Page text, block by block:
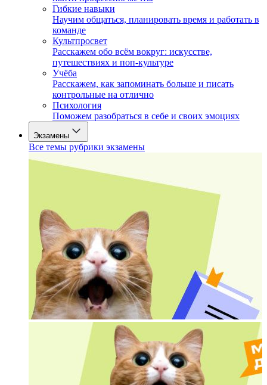
Гибкие навыки
Научим общаться, планировать время и работать в
команде
Культпросвет
Расскажем обо всём вокруг: искусстве,
путешествиях и поп-культуре
Учёба
Расскажем, как запоминать больше и писать
контрольные на отлично
Психология
Поможем разобраться в себе и своих эмоциях
Экзамены
Все темы рубрики экзамены